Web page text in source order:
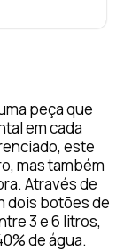
peça que
em cada
este
mas também
Através de
dois botões de
3 e 6 litros,
de água.